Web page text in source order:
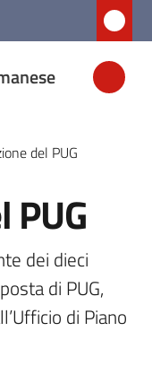
del PUG
dei dieci
di PUG,
di Piano